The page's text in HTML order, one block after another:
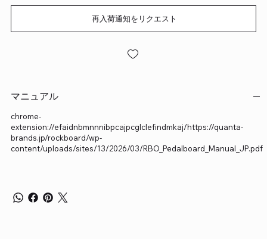
再入荷通知をリクエスト
マニュアル
chrome-
extension://efaidnbmnnnibpcajpcglclefindmkaj/https://quanta-
brands.jp/rockboard/wp-
content/uploads/sites/13/2026/03/RBO_Pedalboard_Manual_JP.pdf